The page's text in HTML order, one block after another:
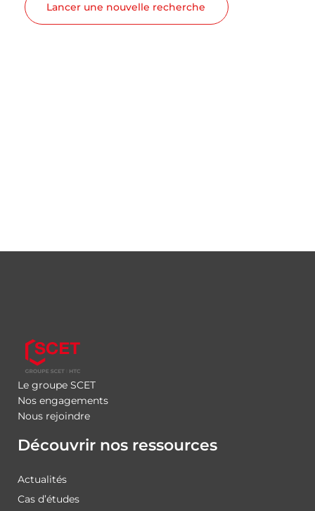
Lancer une nouvelle recherche
Le groupe SCET
Nos engagements
Nous rejoindre
Découvrir nos ressources
Actualités
Cas d’études